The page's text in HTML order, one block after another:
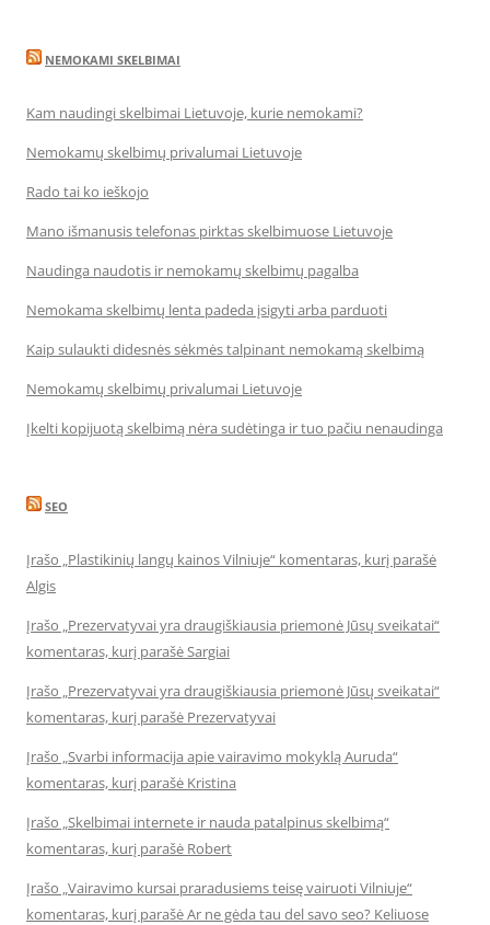
NEMOKAMI SKELBIMAI
Kam naudingi skelbimai Lietuvoje, kurie nemokami?
Nemokamų skelbimų privalumai Lietuvoje
Rado tai ko ieškojo
Mano išmanusis telefonas pirktas skelbimuose Lietuvoje
Naudinga naudotis ir nemokamų skelbimų pagalba
Nemokama skelbimų lenta padeda įsigyti arba parduoti
Kaip sulaukti didesnės sėkmės talpinant nemokamą skelbimą
Nemokamų skelbimų privalumai Lietuvoje
Įkelti kopijuotą skelbimą nėra sudėtinga ir tuo pačiu nenaudinga
SEO
Įrašo „Plastikinių langų kainos Vilniuje“ komentaras, kurį parašė
Algis
Įrašo „Prezervatyvai yra draugiškiausia priemonė Jūsų sveikatai“
komentaras, kurį parašė Sargiai
Įrašo „Prezervatyvai yra draugiškiausia priemonė Jūsų sveikatai“
komentaras, kurį parašė Prezervatyvai
Įrašo „Svarbi informacija apie vairavimo mokyklą Auruda“
komentaras, kurį parašė Kristina
Įrašo „Skelbimai internete ir nauda patalpinus skelbimą“
komentaras, kurį parašė Robert
Įrašo „Vairavimo kursai praradusiems teisę vairuoti Vilniuje“
komentaras, kurį parašė Ar ne gėda tau del savo seo? Keliuose